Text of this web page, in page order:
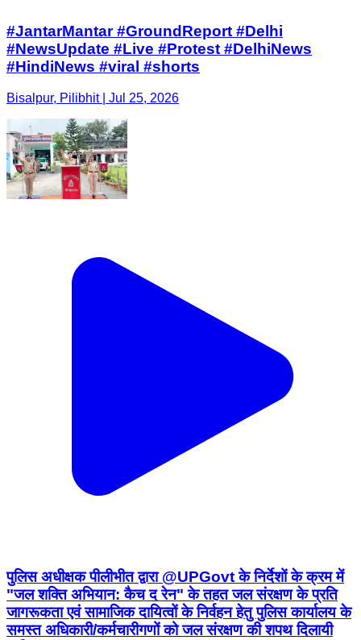
#JantarMantar #GroundReport #Delhi
#NewsUpdate #Live #Protest #DelhiNews
#HindiNews #viral #shorts
Bisalpur, Pilibhit | Jul 25, 2026
पुलिस अधीक्षक पीलीभीत द्वारा @UPGovt के निर्देशों के क्रम में
"जल शक्ति अभियान: कैच द रेन" के तहत जल संरक्षण के प्रति
जागरूकता एवं सामाजिक दायित्वों के निर्वहन हेतु पुलिस कार्यालय के
समस्त अधिकारी/कर्मचारीगणों को जल संरक्षण की शपथ दिलायी